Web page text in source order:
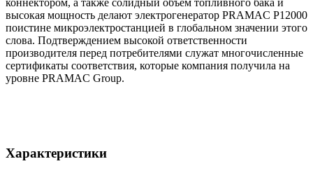
коннектором, а также солидный объем топливного бака и
высокая мощность делают электрогенератор PRAMAC P12000
поистине микроэлектростанцией в глобальном значении этого
слова. Подтверждением высокой ответственности
производителя перед потребителями служат многочисленные
сертификаты соответствия, которые компания получила на
уровне PRAMAC Group.
Характеристики